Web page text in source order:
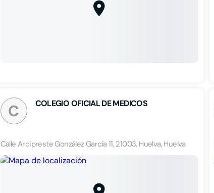
C COLEGIO OFICIAL DE MEDICOS
Calle Arcipreste González García 11, 21003, Huelva, Huelva